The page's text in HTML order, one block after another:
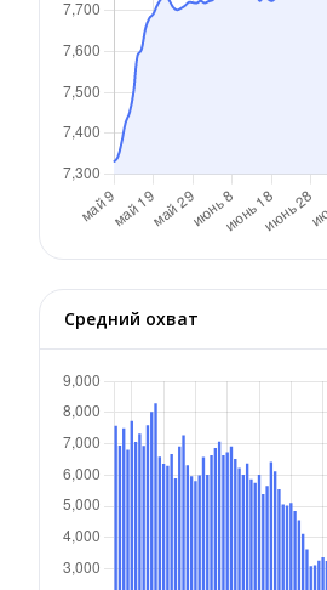
Средний охват